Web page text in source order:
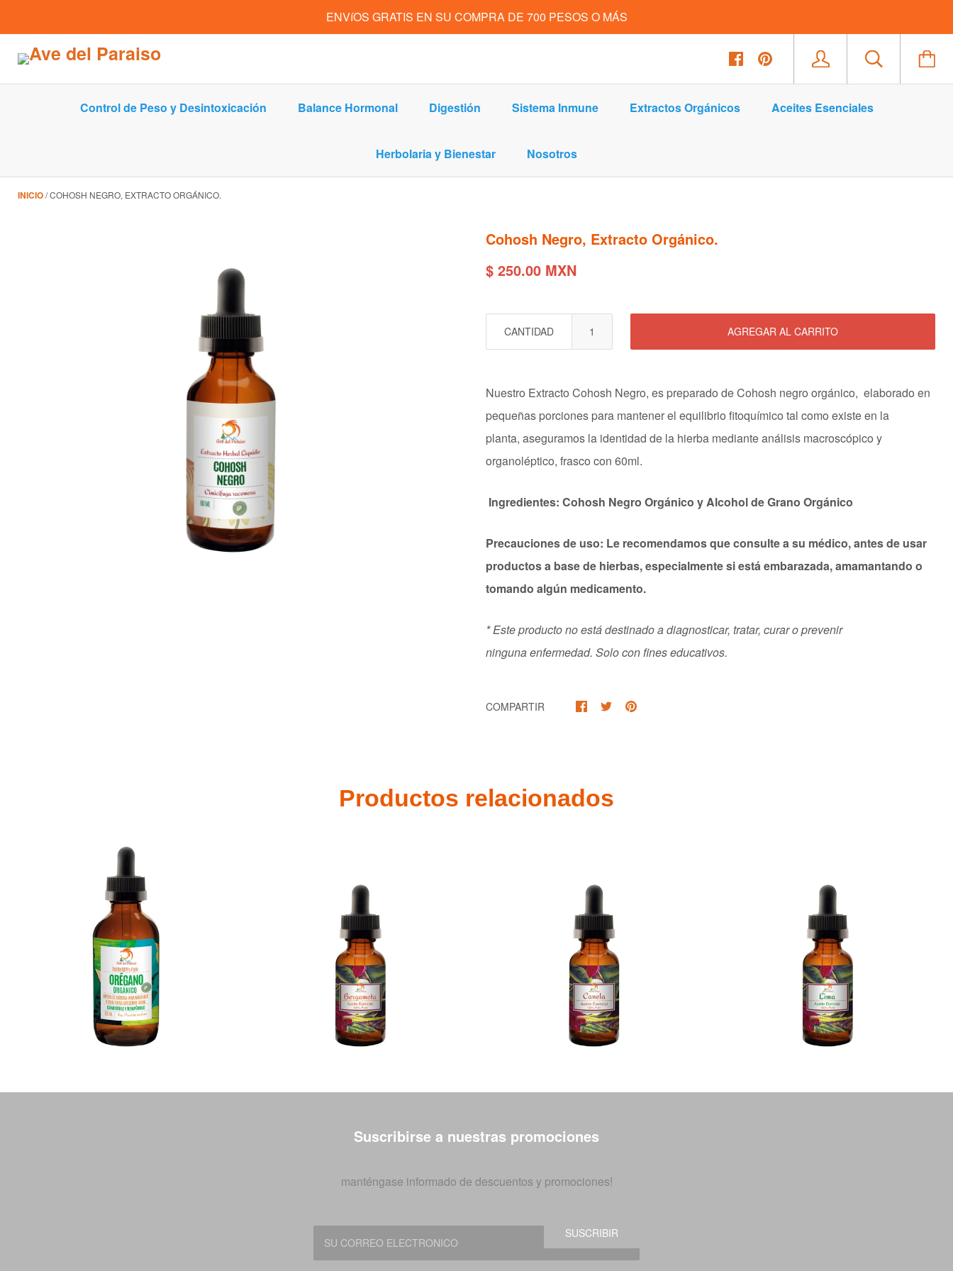
ENVíOS GRATIS EN SU COMPRA DE 700 PESOS O MÁS
Control de Peso y Desintoxicación Balance Hormonal Digestión Sistema Inmune Extractos Orgánicos Aceites Esenciales
Herbolaria y Bienestar Nosotros
INICIO COHOSH NEGRO, EXTRACTO ORGÁNICO.
Cohosh Negro, Extracto Orgánico.
$ 250.00 MXN
CANTIDAD AGREGAR AL CARRITO
Nuestro Extracto Cohosh Negro, es preparado de Cohosh negro orgánico, elaborado en
pequeñas porciones para mantener el equilibrio fitoquímico tal como existe en la
planta, aseguramos la identidad de la hierba mediante análisis macroscópico y
organoléptico, frasco con 60ml.
Ingredientes: Cohosh Negro Orgánico y Alcohol de Grano Orgánico
Precauciones de uso: Le recomendamos que consulte a su médico, antes de usar
productos a base de hierbas, especialmente si está embarazada, amamantando o
tomando algún medicamento.
* Este producto no está destinado a diagnosticar, tratar, curar o prevenir
ningunaenfermedad. Solo con fines educativos.
COMPARTIR
Productos relacionados
Suscribirse a nuestras promociones
manténgase informado de descuentos y promociones!